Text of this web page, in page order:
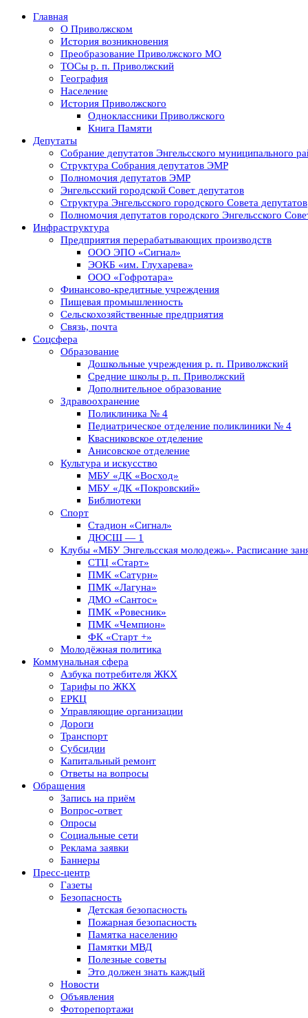
Главная
О Приволжском
История возникновения
Преобразование Приволжского МО
ТОСы р. п. Приволжский
География
Население
История Приволжского
Одноклассники Приволжского
Книга Памяти
Депутаты
Собрание депутатов Энгельсского муниципального
Структура Собрания депутатов ЭМР
Полномочия депутатов ЭМР
Энгельсский городской Совет депутатов
Структура Энгельсского городского Совета депутатов
Полномочия депутатов городского Энгельсского
Инфраструктура
Предприятия перерабатывающих производств
ООО ЭПО «Сигнал»
ЭОКБ «им. Глухарева»
ООО «Гофротара»
Финансово-кредитные учреждения
Пищевая промышленность
Сельскохозяйственные предприятия
Связь, почта
Соцсфера
Образование
Дошкольные учреждения р. п. Приволжский
Средние школы р. п. Приволжский
Дополнительное образование
Здравоохранение
Поликлиника № 4
Педиатрическое отделение поликлиники № 4
Квасниковское отделение
Анисовское отделение
Культура и искусство
МБУ «ДК «Восход»
МБУ «ДК «Покровский»
Библиотеки
Спорт
Стадион «Сигнал»
ДЮСШ — 1
Клубы «МБУ Энгельсская молодежь». Расписание
СТЦ «Старт»
ПМК «Сатурн»
ПМК «Лагуна»
ДМО «Сантос»
ПМК «Ровесник»
ПМК «Чемпион»
ФК «Старт +»
Молодёжная политика
Коммунальная сфера
Азбука потребителя ЖКХ
Тарифы по ЖКХ
ЕРКЦ
Управляющие организации
Дороги
Транспорт
Субсидии
Капитальный ремонт
Ответы на вопросы
Обращения
Запись на приём
Вопрос-ответ
Опросы
Социальные сети
Реклама заявки
Баннеры
Пресс-центр
Газеты
Безопасность
Детская безопасность
Пожарная безопасность
Памятка населению
Памятки МВД
Полезные советы
Это должен знать каждый
Новости
Объявления
Фоторепортажи